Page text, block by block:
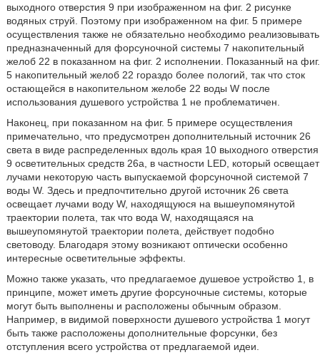
выходного отверстия 9 при изображенном на фиг. 2 рисунке
водяных струй. Поэтому при изображенном на фиг. 5 примере
осуществления также не обязательно необходимо реализовывать
предназначенный для форсуночной системы 7 накопительный
желоб 22 в показанном на фиг. 2 исполнении. Показанный на фиг.
5 накопительный желоб 22 гораздо более пологий, так что сток
остающейся в накопительном желобе 22 воды W после
использования душевого устройства 1 не проблематичен.
Наконец, при показанном на фиг. 5 примере осуществления
примечательно, что предусмотрен дополнительный источник 26
света в виде распределенных вдоль края 10 выходного отверстия
9 осветительных средств 26a, в частности LED, который освещает
лучами некоторую часть выпускаемой форсуночной системой 7
воды W. Здесь и предпочтительно другой источник 26 света
освещает лучами воду W, находящуюся на вышеупомянутой
траектории полета, так что вода W, находящаяся на
вышеупомянутой траектории полета, действует подобно
световоду. Благодаря этому возникают оптически особенно
интересные осветительные эффекты.
Можно также указать, что предлагаемое душевое устройство 1, в
принципе, может иметь другие форсуночные системы, которые
могут быть выполнены и расположены обычным образом.
Например, в видимой поверхности душевого устройства 1 могут
быть также расположены дополнительные форсунки, без
отступления всего устройства от предлагаемой идеи.